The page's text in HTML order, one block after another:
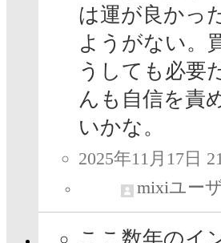
は運が良かっ
ようがない。
うしても必要
んも自信を責
いかな。
2025年11月17日
mixiユー